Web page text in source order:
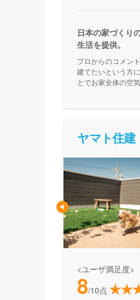
日本の家づくり
生活を提供。
プロからのコメント
建てたいという方
とでお家全体の空
ヤマト住建
<ユーザ満足度>
8/10点